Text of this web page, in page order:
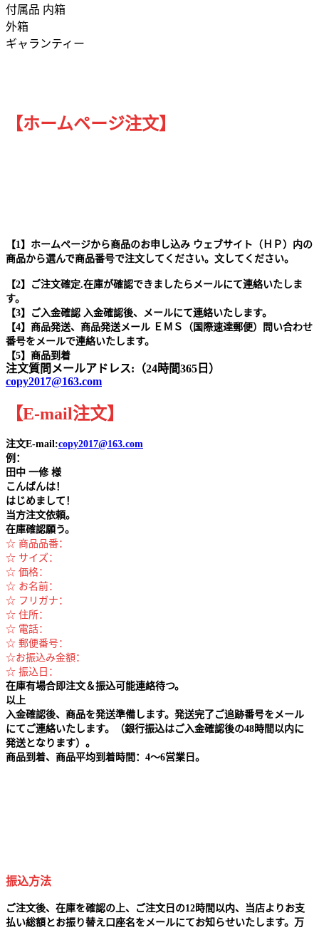
付属品 内箱
外箱
ギャランティー
【ホームページ注文】
【1】ホームページから商品のお申し込み ウェブサイト（ＨＰ）内の
商品から選んで商品番号で注文してください。文してください。
【2】ご注文確定.在庫が確認できましたらメールにて連絡いたしま
す。
【3】ご入金確認 入金確認後、メールにて連絡いたします。
【4】商品発送、商品発送メール ＥＭＳ（国際速達郵便）問い合わせ
番号をメールで連絡いたします。
【5】商品到着
注文質問メールアドレス:（24時間365日）
copy2017@163.com
【E-mail注文】
注文E-mail:copy2017@163.com
例：
田中 一修 様
こんばんは！
はじめまして！
当方注文依頼。
在庫確認願う。
☆ 商品品番：
☆ サイズ：
☆ 価格：
☆ お名前：
☆ フリガナ：
☆ 住所：
☆ 電話：
☆ 郵便番号：
☆お振込み金額：
☆ 振込日：
在庫有場合即注文＆振込可能連絡待つ。
以上
入金確認後、商品を発送準備します。発送完了ご追跡番号をメール
にてご連絡いたします。（銀行振込はご入金確認後の48時間以内に
発送となります）。
商品到着、商品平均到着時間：4～6営業日。
振込方法
ご注文後、在庫を確認の上、ご注文日の12時間以内、当店よりお支
払い総額とお振り替え口座名をメールにてお知らせいたします。万